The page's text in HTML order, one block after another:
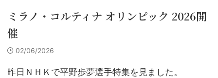
ミラノ・コルティナ オリンピック 2026開
催
02/06/2026
昨日ＮＨＫで平野歩夢選手特集を見ました。